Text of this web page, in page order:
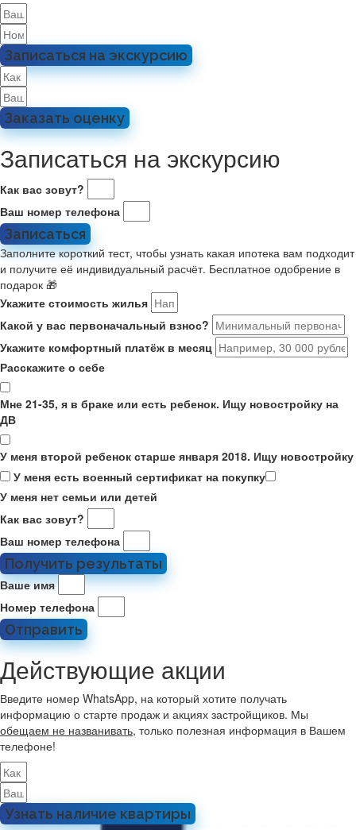
Записаться на экскурсию
Заказать оценку
Записаться на экскурсию
Как вас зовут?
Ваш номер телефона
Записаться
Заполните короткий тест, чтобы узнать какая ипотека вам подходит
и получите её индивидуальный расчёт. Бесплатное одобрение в
подарок 🎁
Укажите стоимость жилья
Какой у вас первоначальный взнос?
Укажите комфортный платёж в месяц
Расскажите о себе
Мне 21-35, я в браке или есть ребенок. Ищу новостройку на
ДВ
У меня второй ребенок старше января 2018. Ищу новостройку
У меня есть военный сертификат на покупку
У меня нет семьи или детей
Как вас зовут?
Ваш номер телефона
Получить результаты
Ваше имя
Номер телефона
Отправить
Действующие акции
Введите номер WhatsApp, на который хотите получать
информацию о старте продаж и акциях застройщиков. Мы
обещаем не названивать, только полезная информация в Вашем
телефоне!
Узнать наличие квартиры